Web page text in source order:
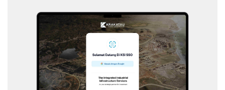
KSI – SSO
Web Application